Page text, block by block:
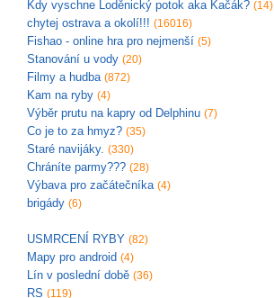
Kdy vyschne Loděnický potok aka Kačák? (14)
chytej ostrava a okolí!!! (16016)
Fishao - online hra pro nejmenší (5)
Stanování u vody (20)
Filmy a hudba (872)
Kam na ryby (4)
Výběr prutu na kapry od Delphinu (7)
Co je to za hmyz? (35)
Staré navijáky. (330)
Chráníte parmy??? (28)
Výbava pro začátečníka (4)
brigády (6)
USMRCENÍ RYBY (82)
Mapy pro android (4)
Lín v poslední době (36)
RS (119)